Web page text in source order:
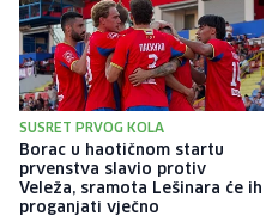
SUSRET PRVOG KOLA
Borac u haotičnom startu
prvenstva slavio protiv
Veleža, sramota Lešinara će ih
proganjati vječno